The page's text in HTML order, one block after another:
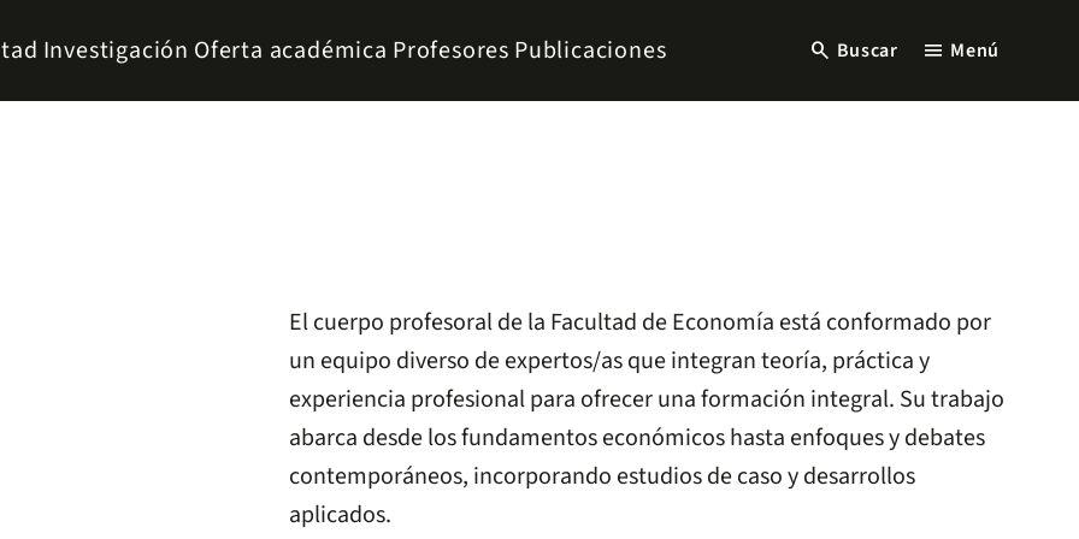
Investigación Oferta académica Profesores Publicaciones search Buscar menu Menú
El cuerpo profesoral de la Facultad de Economía está conformado por
un equipo diverso de expertos/as que integran teoría, práctica y
experiencia profesional para ofrecer una formación integral. Su trabajo
abarca desde los fundamentos económicos hasta enfoques y debates
contemporáneos, incorporando estudios de caso y desarrollos
aplicados.